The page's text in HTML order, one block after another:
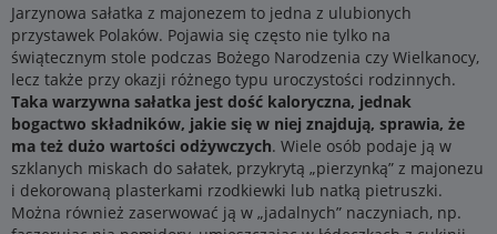
Jarzynowa sałatka z majonezem to jedna z ulubionych
przystawek Polaków. Pojawia się często nie tylko na
świątecznym stole podczas Bożego Narodzenia czy Wielkanocy,
lecz także przy okazji różnego typu uroczystości rodzinnych.
Taka warzywna sałatka jest dość kaloryczna, jednak
bogactwo składników, jakie się w niej znajdują, sprawia, że
ma też dużo wartości odżywczych. Wiele osób podaje ją w
szklanych miskach do sałatek, przykrytą „pierzynką” z majonezu
i dekorowaną plasterkami rzodkiewki lub natką pietruszki.
Można również zaserwować ją w „jadalnych” naczyniach, np.